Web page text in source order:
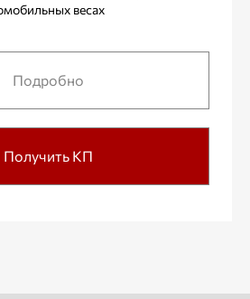
весах
Подробно
Получить КП